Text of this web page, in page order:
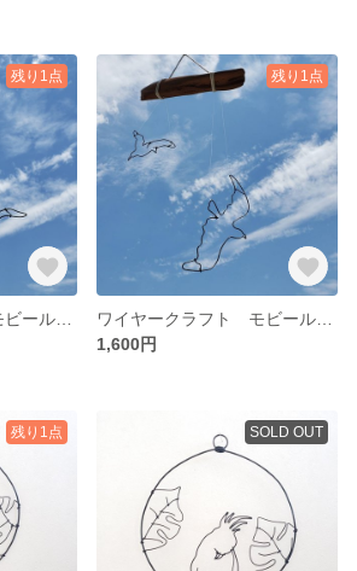
残り1点 残り1点
1,600円
残り1点 SOLD OUT